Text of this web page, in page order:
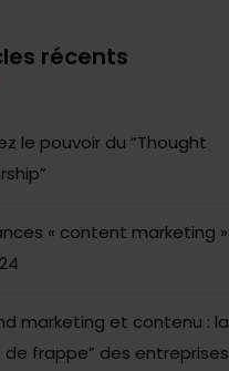
récents
le pouvoir du “Thought
« content marketing »
marketing et contenu : la
de frappe” des entreprises